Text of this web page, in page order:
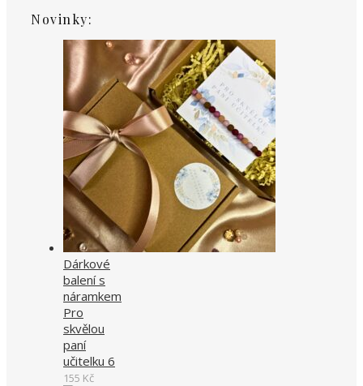
Novinky:
Dárkové
balení s
náramkem
Pro
skvělou
paní
učitelku 6
155 Kč